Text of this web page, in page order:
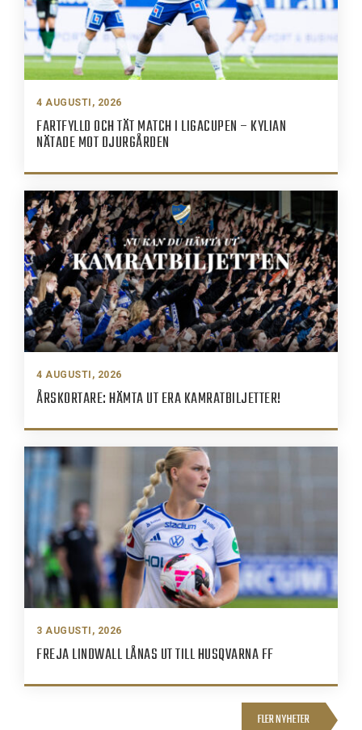
4 AUGUSTI, 2026
FARTFYLLD OCH TÄT MATCH I LIGACUPEN – KYLIAN
NÄTADE MOT DJURGÅRDEN
4 AUGUSTI, 2026
ÅRSKORTARE: HÄMTA UT ERA KAMRATBILJETTER!
3 AUGUSTI, 2026
FREJA LINDWALL LÅNAS UT TILL HUSQVARNA FF
FLER NYHETER